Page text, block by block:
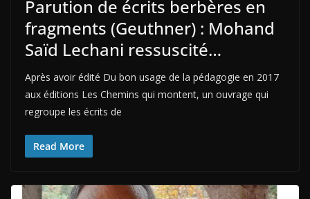
Parution de écrits berbères en
fragments (Geuthner) : Mohand
Saïd Lechani ressuscité…
Après avoir édité Du bon usage de la pédagogie en 2017
aux éditions Les Chemins qui montent, un ouvrage qui
regroupe les écrits de
Read More